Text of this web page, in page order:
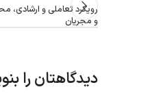
رویکرد تعاملی و ارشادی،
و مجریان
دیدگاهتان را